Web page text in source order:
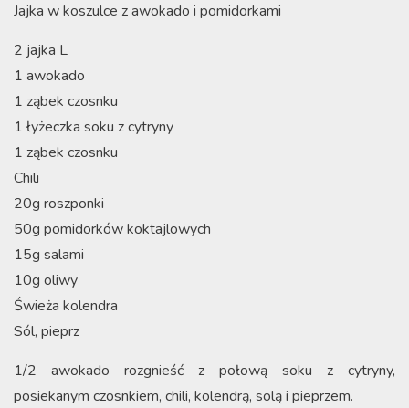
Jajka w koszulce z awokado i pomidorkami
2 jajka L
1 awokado
1 ząbek czosnku
1 łyżeczka soku z cytryny
1 ząbek czosnku
Chili
20g roszponki
50g pomidorków koktajlowych
15g salami
10g oliwy
Świeża kolendra
Sól, pieprz
1/2 awokado rozgnieść z połową soku z cytryny,
posiekanym czosnkiem, chili, kolendrą, solą i pieprzem.